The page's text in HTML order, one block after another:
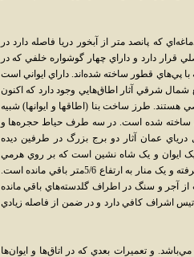
دماغه‌اي که پانصد متر از آبخور دريا فاصله دارد در
دارد و داراي چهار گوشواره خلفي که در
پي‌هاي قطور ساخته شده‌اند. داراي ايواني است
شمال شرقي آثار اطاق‌هايي وجود دارد که اکنون
طرز ساخت بنا (اطاقها و ايوانها) شبيه
ساخته شده است. در سه طرف حياط حجره‌ها و
عمان آثار دو برج بزرگ در طرفين ديده
ايوان و يک شاه نشين است که بر روي هرمي
مکعب مستطيل شکل پي سازي شده و يک برج با منار بر روي آن قرار گرفته و يک منار به ارتفاع 5/6متر باقي مانده است.
از آجر و سنگ در اطراف گلدسته‌هاي باقي مانده
تيس اشراف کافي دارد و در ضمن از فاصله زيادي
و تعميرات بعدي که در اتاق‌ها و ايوان‌ها